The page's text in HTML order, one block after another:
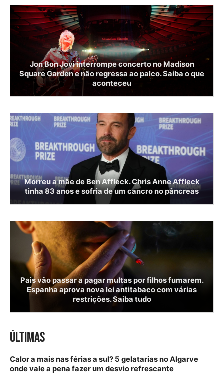
Jon Bon Jovi interrompe concerto no Madison
Square Garden e não regressa ao palco. Saiba o que
aconteceu
Morreu a mãe de Ben Affleck. Chris Anne Affleck
tinha 83 anos e sofria de um cancro no pâncreas
Pais vão passar a pagar multas por filhos fumarem.
Espanha aprova nova lei antitabaco com várias
restrições. Saiba tudo
ÚLTIMAS
Calor a mais nas férias a sul? 5 gelatarias no Algarve
onde vale a pena fazer um desvio refrescante